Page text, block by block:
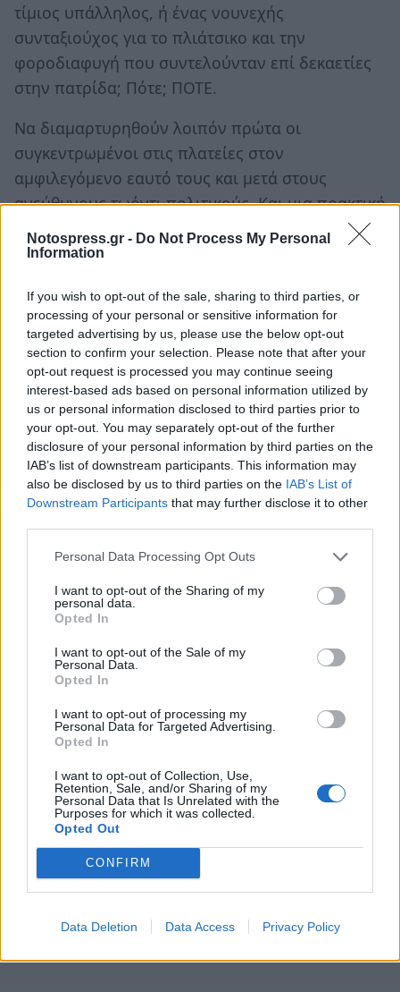
Notospress.gr - Do Not Process My Personal
Information
If you wish to opt-out of the sale, sharing to third parties, or
processing of your personal or sensitive information for
targeted advertising by us, please use the below opt-out
section to confirm your selection. Please note that after your
opt-out request is processed you may continue seeing
interest-based ads based on personal information utilized by
us or personal information disclosed to third parties prior to
your opt-out. You may separately opt-out of the further
disclosure of your personal information by third parties on the
IAB’s list of downstream participants. This information may
also be disclosed by us to third parties on the IAB’s List of
Downstream Participants that may further disclose it to other
Personal Data Processing Opt Outs
I want to opt-out of the Sharing of my
personal data.
Opted In
I want to opt-out of the Sale of my
Personal Data.
Opted In
I want to opt-out of processing my
Personal Data for Targeted Advertising.
Opted In
I want to opt-out of Collection, Use,
Retention, Sale, and/or Sharing of my
Personal Data that Is Unrelated with the
Purposes for which it was collected.
Opted Out
CONFIRM
Data Deletion Data Access Privacy Policy
τίμιος υπάλληλος, ή ένας νουνεχής
συνταξιούχος για το πλιάτσικο και την
φοροδιαφυγή που συντελούνταν επί δεκαετίες
στην πατρίδα; Πότε; ΠΟΤΕ.
Να διαμαρτυρηθούν λοιπόν πρώτα οι
συγκεντρωμένοι στις πλατείες στον
αμφιλεγόμενο εαυτό τους και μετά στους
ανεύθυνους τωόντι πολιτικούς. Και μια πρακτική
σκέψη: αν αγαπάμε πραγματικά την πατρίδα
μας, ας αρχίσουμε να πληρώνουμε τους φόρους
TAGS: ΚΟΙΝΩΝΙΑ